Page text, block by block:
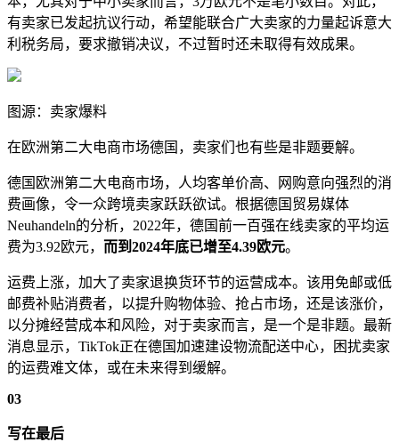
有卖家已发起抗议行动，希望能联合广大卖家的力量起诉意大
利税务局，要求撤销决议，不过暂时还未取得有效成果。
图源：卖家爆料
在欧洲第二大电商市场德国，卖家们也有些是非题要解。
德国欧洲第二大电商市场，人均客单价高、网购意向强烈的消
费画像，令一众跨境卖家跃跃欲试。根据德国贸易媒体
Neuhandeln的分析，2022年，德国前一百强在线卖家的平均运
费为3.92欧元， 而到2024年底已增至4.39欧元。
运费上涨，加大了卖家退换货环节的运营成本。该用免邮或低
邮费补贴消费者，以提升购物体验、抢占市场，还是该涨价，
以分摊经营成本和风险，对于卖家而言，是一个是非题。最新
消息显示，TikTok正在德国加速建设物流配送中心，困扰卖家
的运费难文体，或在未来得到缓解。
03
写在最后